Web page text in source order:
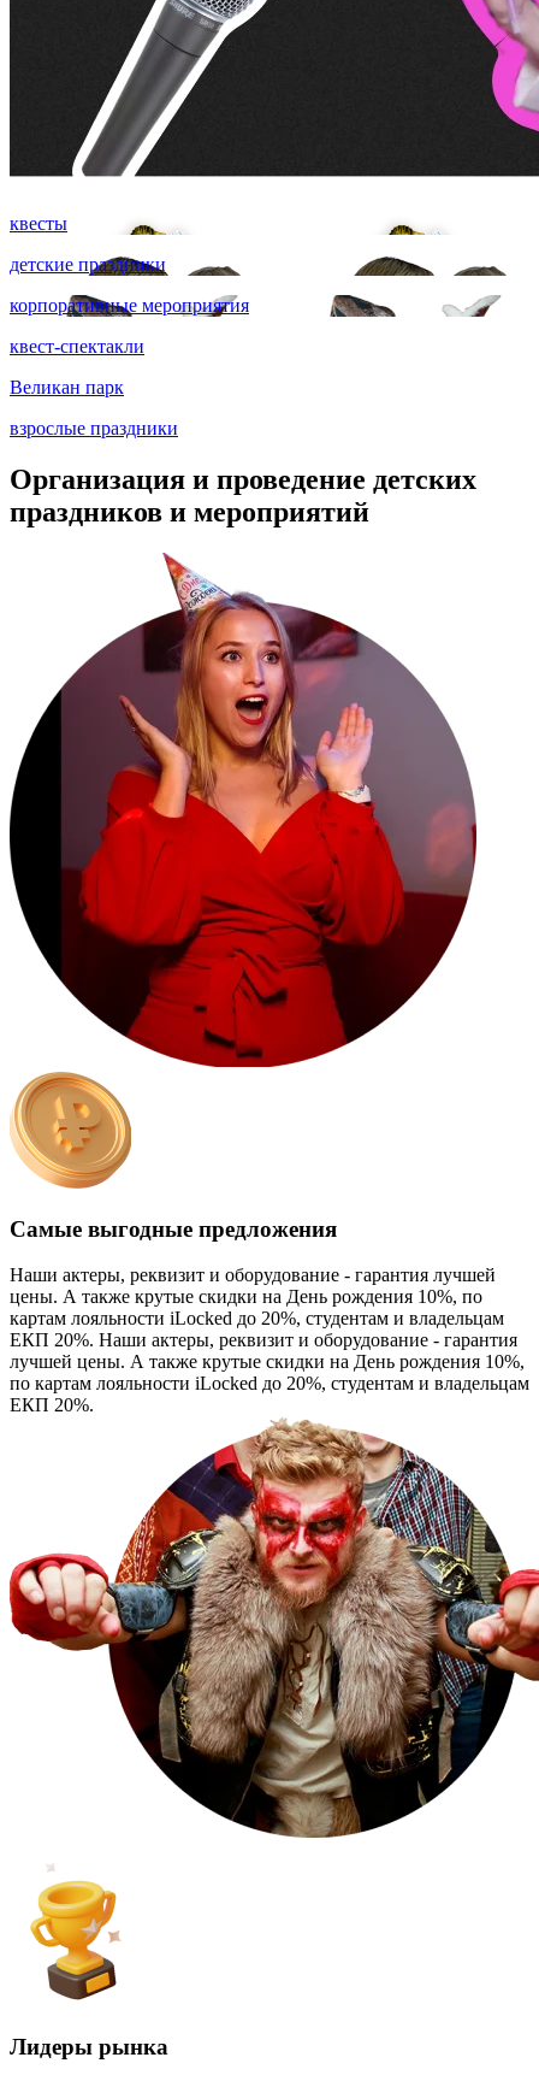
квесты
детские праздники
корпоративные мероприятия
квест-спектакли
Великан парк
взрослые праздники
Организация и проведение детских
праздников и мероприятий
Самые выгодные предложения
Наши актеры, реквизит и оборудование - гарантия лучшей
цены. А также крутые скидки на День рождения 10%, по
картам лояльности iLocked до 20%, студентам и владельцам
ЕКП 20%. Наши актеры, реквизит и оборудование - гарантия
лучшей цены. А также крутые скидки на День рождения 10%,
по картам лояльности iLocked до 20%, студентам и владельцам
ЕКП 20%.
Лидеры рынка